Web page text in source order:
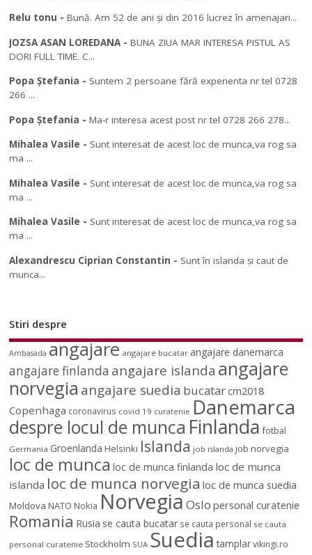
Relu tonu -Bună. Am 52 de ani și din 2016 lucrez în amenajari...
JOZSA ASAN LOREDANA-BUNA ZIUA MAR INTERESA PISTUL AS
DORI FULL TIME. C...
Popa Ștefania - Suntem 2 persoane fără experienta nr tel 0728
266 ...
Popa Ștefania -Ma-r interesa acest post nr tel 0728 266 278...
Mihalea Vasile - Sunt interesat de acest loc de munca,va rog sa
ma ...
Mihalea Vasile - Sunt interesat de acest loc de munca,va rog sa
ma ...
Mihalea Vasile - Sunt interesat de acest loc de munca,va rog sa
ma ...
Alexandrescu Ciprian Constantin - Sunt în islanda și caut de
munca...
Stiri despre
Ambasada angajare angajare bucatar angajare danemarca
angajare finlanda angajare islanda angajare
norvegia angajare suedia bucatarcm2018
Copenhaga coronavirus covid 19 curatenie Danemarca
despre locul de munca Finlanda fotbal
Germania Groenlanda Helsinki Islanda job islanda job norvegia
loc de munca loc de munca finlanda loc de munca
islanda loc de munca norvegia loc de munca suedia
Moldova NATO Nokia NorvegiaOslo personal curatenie
Romania Rusia se cauta bucatar se cauta personal se cauta
personal curatenie Stockholm SUA Suedia tamplar vikingi.ro